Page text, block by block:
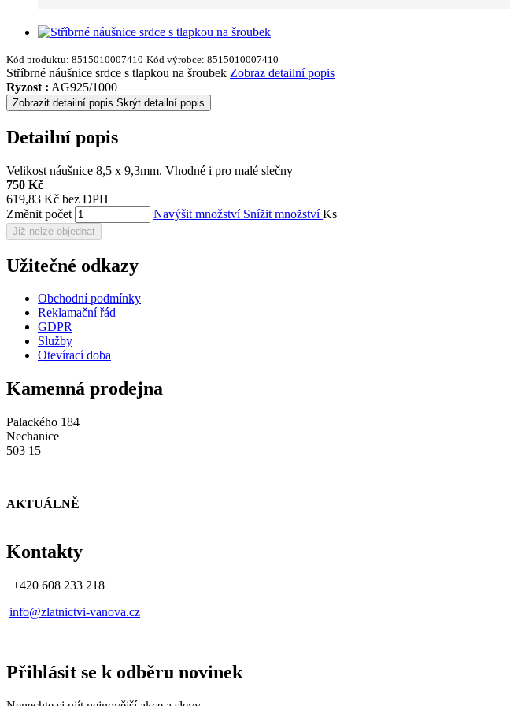
Kód produktu: 8515010007410 Kód výrobce: 8515010007410
Stříbrné náušnice srdce s tlapkou na šroubek Zobraz detailní popis
Ryzost : AG925/1000
Zobrazit detailní popis Skrýt detailní popis
Detailní popis
Velikost náušnice 8,5 x 9,3mm. Vhodné i pro malé slečny
750 Kč
619,83 Kč bez DPH
Změnit počet
Navýšit množství Snížit množstvíKs
Již nelze objednat
Užitečné odkazy
Obchodní podmínky
Reklamační řád
GDPR
Služby
Otevírací doba
Kamenná prodejna
Palackého 184
Nechanice
503 15
AKTUÁLNĚ
Kontakty
+420 608 233 218
info@zlatnictvi-vanova.cz
Přihlásit se k odběru novinek